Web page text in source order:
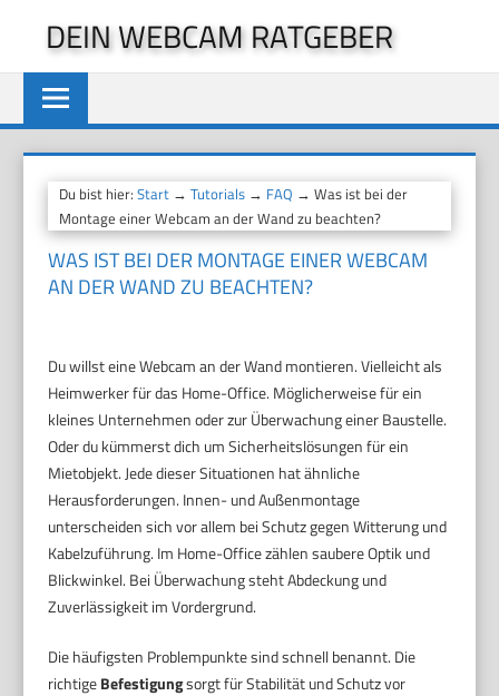
springen
DEIN WEBCAM RATGEBER
Du bist hier:Start →Tutorials → FAQ → Was ist bei der
Montage einer Webcam an der Wand zu beachten?
WAS IST BEI DER MONTAGE EINER WEBCAM
AN DER WAND ZU BEACHTEN?
Du willst eine Webcam an der Wand montieren. Vielleicht als
Heimwerker für das Home-Office. Möglicherweise für ein
kleines Unternehmen oder zur Überwachung einer Baustelle.
Oder du kümmerst dich um Sicherheitslösungen für ein
Mietobjekt. Jede dieser Situationen hat ähnliche
Herausforderungen. Innen- und Außenmontage
unterscheiden sich vor allem bei Schutz gegen Witterung und
Kabelzuführung. Im Home-Office zählen saubere Optik und
Blickwinkel. Bei Überwachung steht Abdeckung und
Zuverlässigkeit im Vordergrund.
Die häufigsten Problempunkte sind schnell benannt. Die
richtigeBefestigungsorgt für Stabilität und Schutz vor